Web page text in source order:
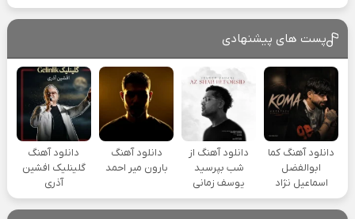
پست های پیشنهادی
دانلود آهنگ کما
ابوالفضل
اسماعیل نژاد
دانلود آهنگ از
شب بپرسید
یوسف زمانی
دانلود آهنگ
بارون میر احمد
دانلود آهنگ
گلینلیک افشین
آذری